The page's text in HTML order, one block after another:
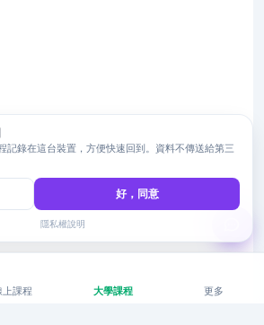
上課程 大學課程 更多
記錄在這台裝置，方便快速回到。資料不傳送給第三
好，同意
隱私權說明